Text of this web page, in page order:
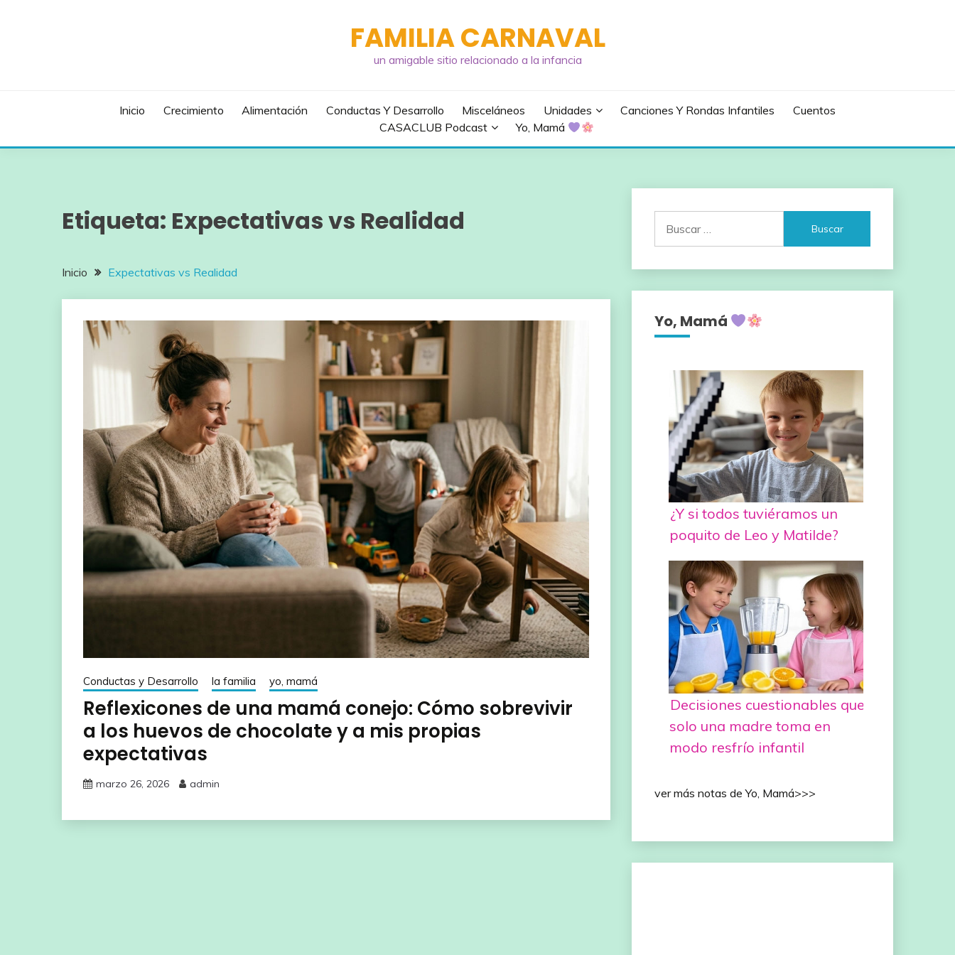
FAMILIA CARNAVAL
un amigable sitio relacionado a la infancia
Inicio Crecimiento Alimentación Conductas Y Desarrollo Misceláneos Unidades Canciones Y Rondas Infantiles
Cuentos
CASACLUB Podcast
Yo, Mamá
Etiqueta: Expectativas vs Realidad
Inicio Expectativas vs Realidad
Conductas y Desarrollo la familia yo, mamá
Reflexicones de una mamá conejo: Cómo sobrevivir
a los huevos de chocolate y a mis propias
expectativas
marzo 26, 2026 admin
Yo, Mamá
¿Y si todos tuviéramos un
poquito de Leo y Matilde?
Decisiones cuestionables que
solo una madre toma en
modo resfrío infantil
ver más notas de Yo, Mamá>>>